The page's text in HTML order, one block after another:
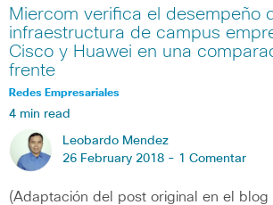
Miercom verifica el desempeño
infraestructura de campus
Cisco y Huawei en una
frente
Redes Empresariales
4 min read
Leobardo Mendez
26 February 2018 - 1 Comentar
(Adaptación del post original en el blog